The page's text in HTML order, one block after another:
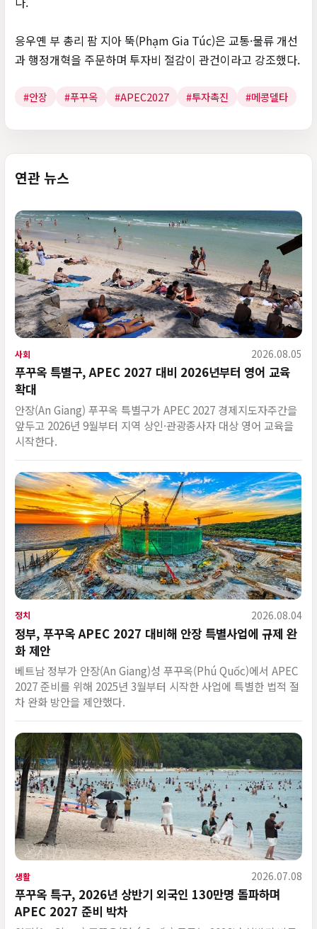
응우옌 부 총리 팜 지아 뚝(Phạm Gia Túc)은 교통·물류 개선
과 행정개혁을 주문하며 투자비 절감이 관건이라고 강조했다.
#안장 #푸꾸옥 #APEC2027 #투자촉진 #메콩델타
연관 뉴스
사회 2026.08.05
푸꾸옥 특별구, APEC 2027 대비 2026년부터 영어 교육
확대
안장(An Giang) 푸꾸옥 특별구가 APEC 2027 경제지도자주간을
앞두고 2026년 9월부터 지역 상인·관광종사자 대상 영어 교육을
시작한다.
정치 2026.08.04
정부, 푸꾸옥 APEC 2027 대비해 안장 특별사업에 규제 완
화 제안
베트남 정부가 안장(An Giang)성 푸꾸옥(Phú Quốc)에서 APEC
2027 준비를 위해 2025년 3월부터 시작한 사업에 특별한 법적 절
차 완화 방안을 제안했다.
생활 2026.07.08
푸꾸옥 특구, 2026년 상반기 외국인 130만명 돌파하며
APEC 2027 준비 박차